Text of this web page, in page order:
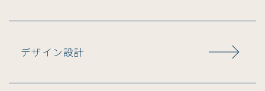
デザイン設計